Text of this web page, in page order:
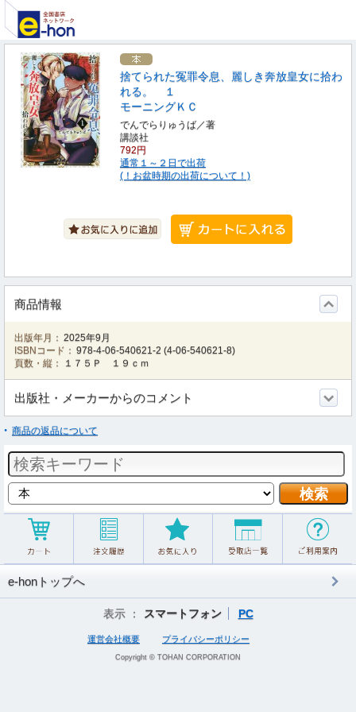
捨てられた冤罪令息、麗しき奔放皇女に拾わ
れる。 １
モーニングＫＣ
でんでらりゅうば／著
講談社
792円
通常１～２日で出荷
(！お盆時期の出荷について！)
商品情報
出版年月： 2025年9月
ISBNコード： 978-4-06-540621-2 (4-06-540621-8)
頁数・縦：
１７５Ｐ １９ｃｍ
出版社・メーカーからのコメント
商品の返品について
e-honトップへ
表示 ： スマートフォン PC
運営会社概要 プライバシーポリシー
Copyright © TOHAN CORPORATION